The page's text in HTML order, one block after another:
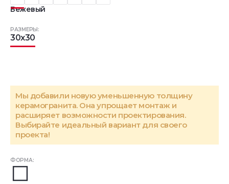
Бежевый
ФОРМА:
РАЗМЕРЫ:
30x30
Мы добавили новую уменьшенную толщину
керамогранита. Она упрощает монтаж и
расширяет возможности проектирования.
Выбирайте идеальный вариант для своего
проекта!